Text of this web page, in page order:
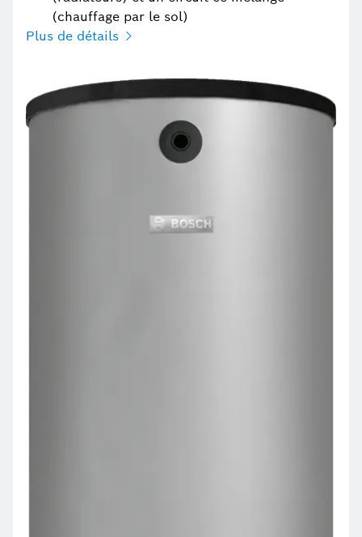
(chauffage par le sol)
Plus de détails